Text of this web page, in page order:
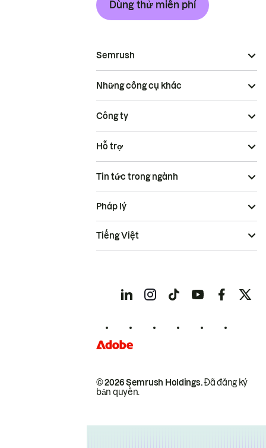
Dùng thử miễn phí
Semrush
Những công cụ khác
Công ty
Hỗ trợ
Tin tức trong ngành
© 2026 Semrush Holdings.Đã đăng ký
bản quyền.
Pháp lý
Tiếng Việt